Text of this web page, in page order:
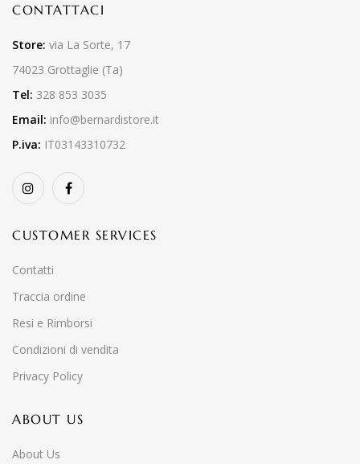
CONTATTACI
Store: via La Sorte, 17
74023 Grottaglie (Ta)
Tel: 328 853 3035
Email: info@bernardistore.it
P.iva: IT03143310732
CUSTOMER SERVICES
Contatti
Traccia ordine
Resi e Rimborsi
Condizioni di vendita
Privacy Policy
ABOUT US
About Us